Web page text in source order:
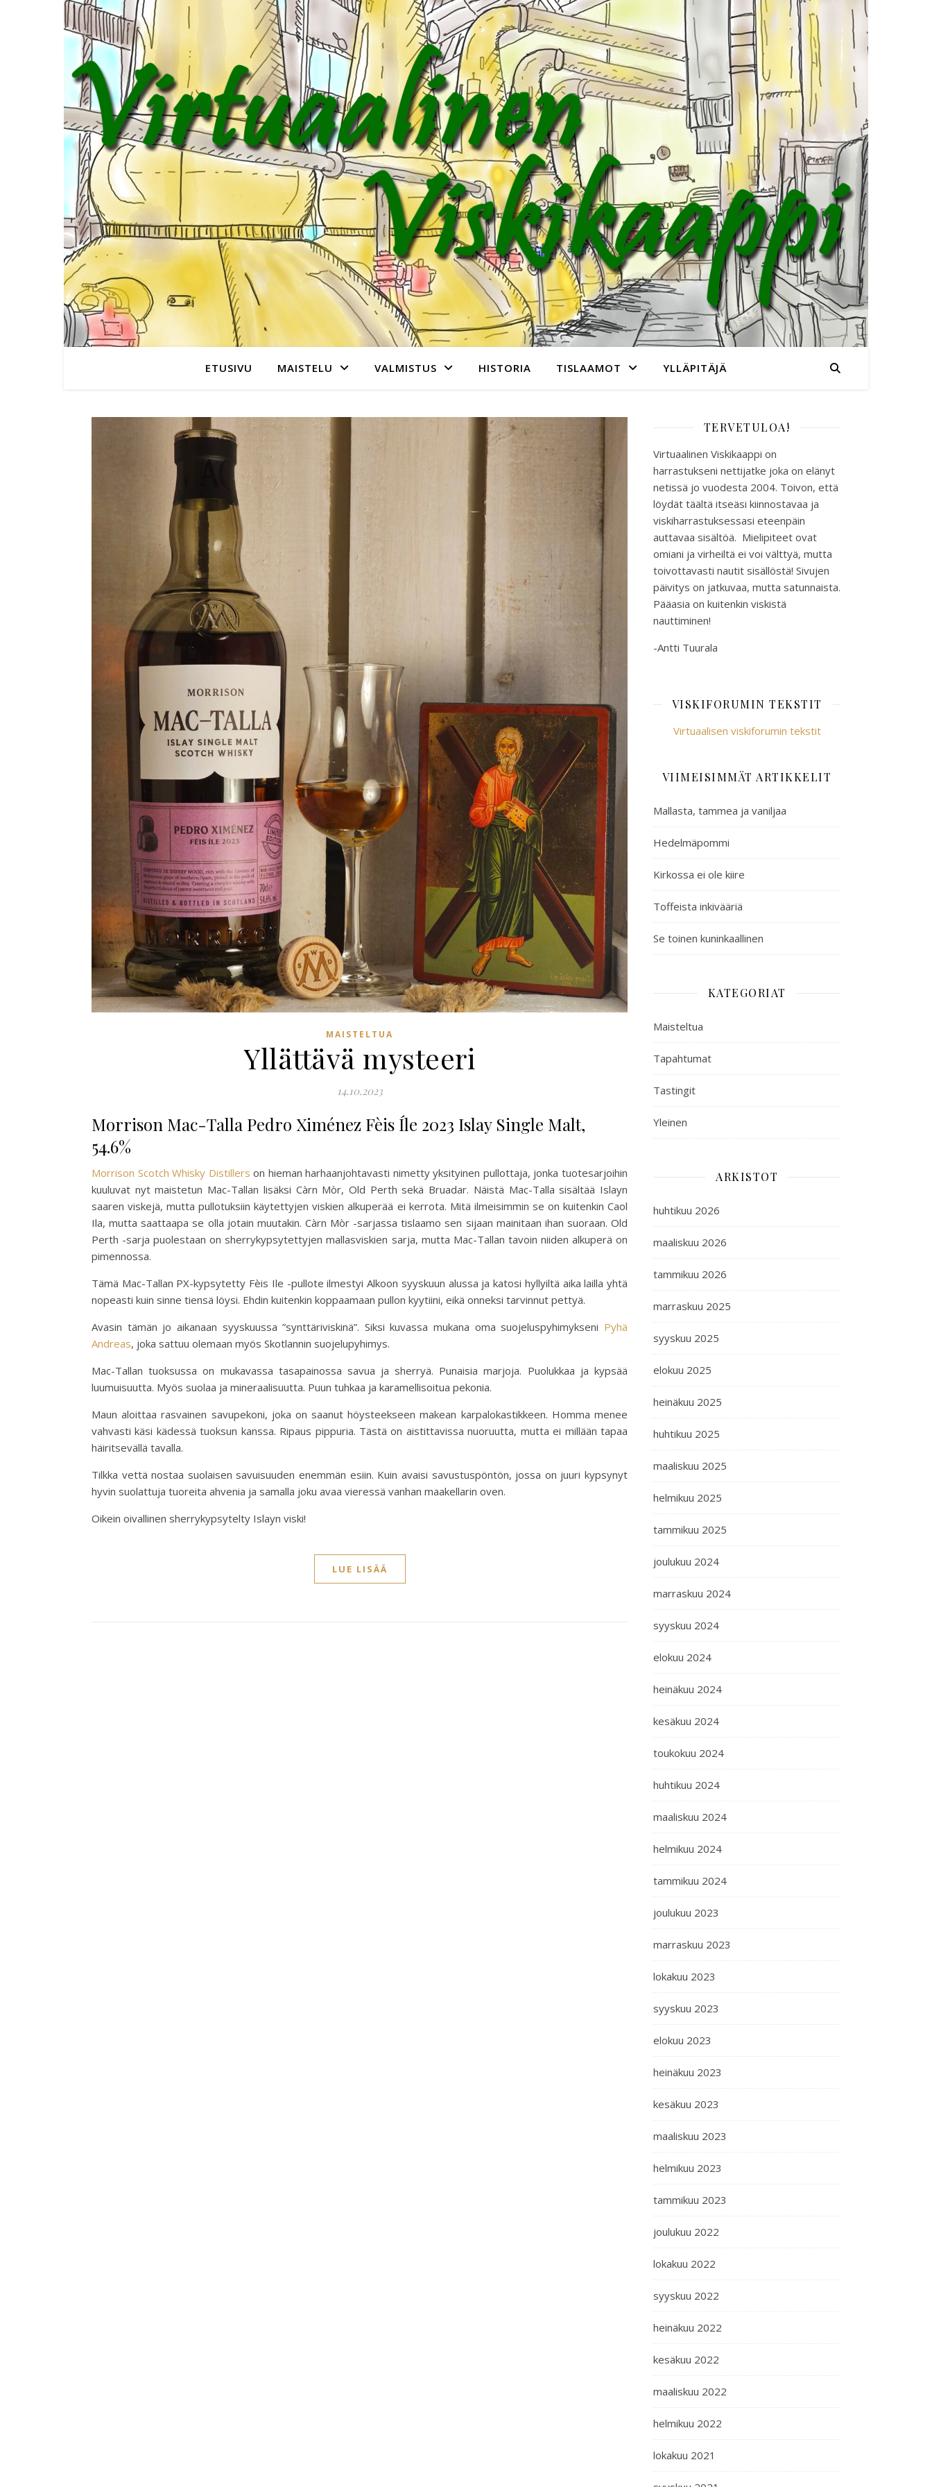
ETUSIVU MAISTELU VALMISTUS HISTORIA TISLAAMOT YLLÄPITÄJÄ
MAISTELTUA
Yllättävä mysteeri
14.10.2023
Morrison Mac-Talla Pedro Ximénez Fèis Íle 2023 Islay Single Malt,
54.6%
Morrison Scotch Whisky Distillers on hieman harhaanjohtavasti nimetty yksityinen pullottaja, jonka tuotesarjoihin
kuuluvat nyt maistetun Mac-Tallan lisäksi Càrn Mòr, Old Perth sekä Bruadar. Näistä Mac-Talla sisältää Islayn
saaren viskejä, mutta pullotuksiin käytettyjen viskien alkuperää ei kerrota. Mitä ilmeisimmin se on kuitenkin Caol
Ila, mutta saattaapa se olla jotain muutakin. Càrn Mòr -sarjassa tislaamo sen sijaan mainitaan ihan suoraan. Old
Perth -sarja puolestaan on sherrykypsytettyjen mallasviskien sarja, mutta Mac-Tallan tavoin niiden alkuperä on
pimennossa.
Tämä Mac-Tallan PX-kypsytetty Fèis Ile -pullote ilmestyi Alkoon syyskuun alussa ja katosi hyllyiltä aika lailla yhtä
nopeasti kuin sinne tiensä löysi. Ehdin kuitenkin koppaamaan pullon kyytiini, eikä onneksi tarvinnut pettyä.
Avasin tämän jo aikanaan syyskuussa ”synttäriviskinä”. Siksi kuvassa mukana oma suojeluspyhimykseni Pyhä
Andreas, joka sattuu olemaan myös Skotlannin suojelupyhimys.
Mac-Tallan tuoksussa on mukavassa tasapainossa savua ja sherryä. Punaisia marjoja. Puolukkaa ja kypsää
luumuisuutta. Myös suolaa ja mineraalisuutta. Puun tuhkaa ja karamellisoitua pekonia.
Maun aloittaa rasvainen savupekoni, joka on saanut höysteekseen makean karpalokastikkeen. Homma menee
vahvasti käsi kädessä tuoksun kanssa. Ripaus pippuria. Tästä on aistittavissa nuoruutta, mutta ei millään tapaa
häiritsevällä tavalla.
Tilkka vettä nostaa suolaisen savuisuuden enemmän esiin. Kuin avaisi savustuspöntön, jossa on juuri kypsynyt
hyvin suolattuja tuoreita ahvenia ja samalla joku avaa vieressä vanhan maakellarin oven.
Oikein oivallinen sherrykypsytelty Islayn viski!
LUE LISÄÄ
TERVETULOA!
Virtuaalinen Viskikaappi on
harrastukseni nettijatke joka on elänyt
netissä jo vuodesta 2004. Toivon, että
löydät täältä itseäsi kiinnostavaa ja
viskiharrastuksessasi eteenpäin
auttavaa sisältöä. Mielipiteet ovat
omiani ja virheiltä ei voi välttyä, mutta
toivottavasti nautit sisällöstä! Sivujen
päivitys on jatkuvaa, mutta satunnaista.
Pääasia on kuitenkin viskistä
nauttiminen!
-Antti Tuurala
VISKIFORUMIN TEKSTIT
Virtuaalisen viskiforumin tekstit
VIIMEISIMMÄT ARTIKKELIT
Mallasta, tammea ja vaniljaa
Hedelmäpommi
Kirkossa ei ole kiire
Toffeista inkivääriä
Se toinen kuninkaallinen
KATEGORIAT
Maisteltua
Tapahtumat
Tastingit
Yleinen
ARKISTOT
huhtikuu 2026
maaliskuu 2026
tammikuu 2026
marraskuu 2025
syyskuu 2025
elokuu 2025
heinäkuu 2025
huhtikuu 2025
maaliskuu 2025
helmikuu 2025
tammikuu 2025
joulukuu 2024
marraskuu 2024
syyskuu 2024
elokuu 2024
heinäkuu 2024
kesäkuu 2024
toukokuu 2024
huhtikuu 2024
maaliskuu 2024
helmikuu 2024
tammikuu 2024
joulukuu 2023
marraskuu 2023
lokakuu 2023
syyskuu 2023
elokuu 2023
heinäkuu 2023
kesäkuu 2023
maaliskuu 2023
helmikuu 2023
tammikuu 2023
joulukuu 2022
lokakuu 2022
syyskuu 2022
heinäkuu 2022
kesäkuu 2022
maaliskuu 2022
helmikuu 2022
lokakuu 2021